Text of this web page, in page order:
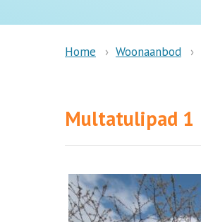
Home Woonaanbod
Multatulipad 1